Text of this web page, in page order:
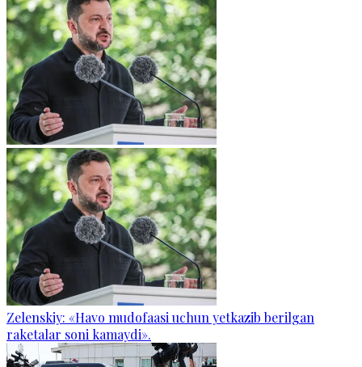
Zelenskiy: «Havo mudofaasi uchun yetkazib berilgan
raketalar soni kamaydi».